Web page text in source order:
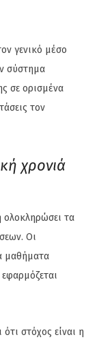
γενικό μέσο
σύστημα
σε ορισμένα
τον
χρονιά
ολοκληρώσει τα
Οι
μαθήματα
στόχος είναι η